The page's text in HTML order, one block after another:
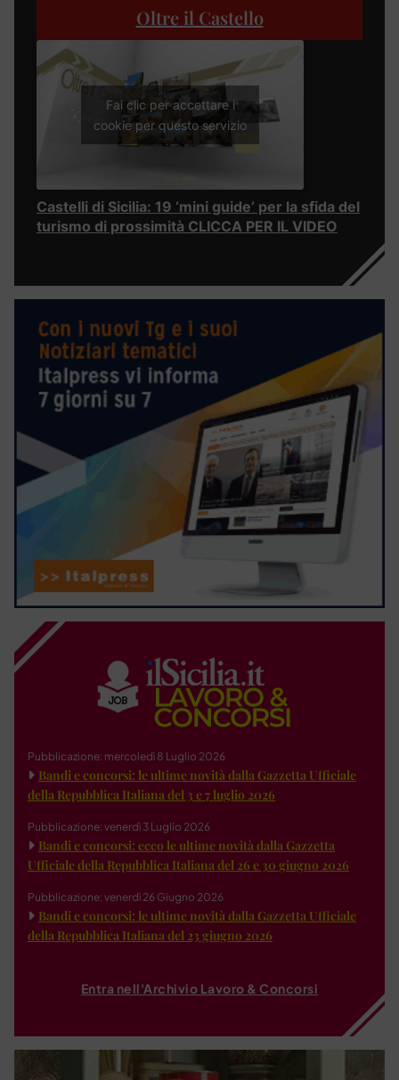
Oltre il Castello
Fai clic per accettare i
cookie per questo servizio
Castelli di Sicilia: 19 ‘mini guide’ per la sfida del
turismo di prossimità CLICCA PER IL VIDEO
Pubblicazione: mercoledì 8 Luglio 2026
Bandi e concorsi: le ultime novità dalla Gazzetta Ufficiale
della Repubblica Italiana del 3 e 7 luglio 2026
Pubblicazione: venerdì 3 Luglio 2026
Bandi e concorsi: ecco le ultime novità dalla Gazzetta
Ufficiale della Repubblica Italiana del 26 e 30 giugno 2026
Pubblicazione: venerdì 26 Giugno 2026
Bandi e concorsi: le ultime novità dalla Gazzetta Ufficiale
della Repubblica Italiana del 23 giugno 2026
Entra nell'Archivio Lavoro & Concorsi